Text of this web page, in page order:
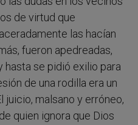
de virtud que
las hacían
fueron apedreadas,
hasta se pidió exilio para
de una rodilla era un
juicio, malsano y erróneo,
quien ignora que Dios